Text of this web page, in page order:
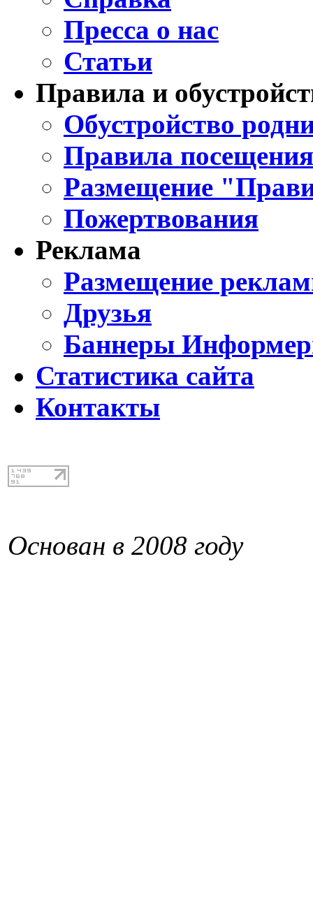
Пресса о нас
Статьи
Правила и
Обустройство
Правила
Размещение
Пожертвования
Реклама
Размещение
Друзья
Баннеры
Статистика сайта
Контакты
Основан в 2008 году